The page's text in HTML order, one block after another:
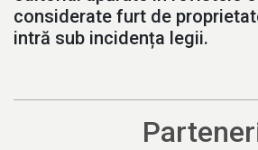
considerate furt de
intră sub incidența legii.